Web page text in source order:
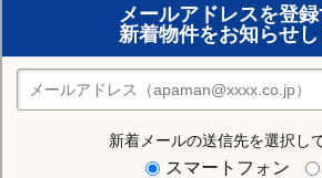
メールアドレスを登
新着物件をお知らせし
新着メールの送信先を選択し
スマートフォン
おまかせ物件リクエスト
住みたい街の店舗を探す
店舗検索
住む街研究所で大仙市の情報を見る